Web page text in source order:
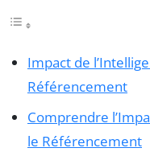
Impact de
Référencement
Comprendre
le Référencement